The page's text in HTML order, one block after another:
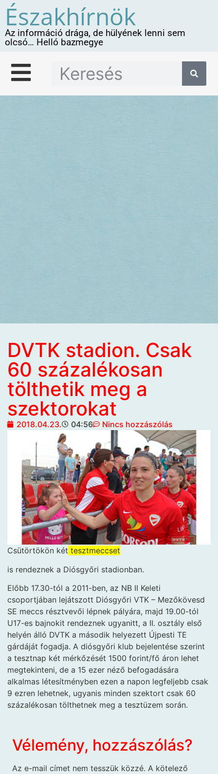
Északhírnök
Az információ drága, de hülyének lenni sem
olcsó… Helló bazmegye
DVTK stadion. Csak
60 százalékosan
tölthetik meg a
szektorokat
2018.04.23. 04:56 Nincs hozzászólás
Csütörtökön két tesztmeccset
is rendeznek a Diósgyőri stadionban.
Előbb 17.30-tól a 2011-ben, az NB II Keleti
csoportjában lejátszott Diósgyőri VTK – Mezőkövesd
SE meccs résztvevői lépnek pályára, majd 19.00-tól
U17-es bajnokit rendeznek ugyanitt, a II. osztály első
helyén álló DVTK a második helyezett Újpesti TE
gárdáját fogadja. A diósgyőri klub bejelentése szerint
a tesztnap két mérkőzését 1500 forint/fő áron lehet
megtekinteni, de a 15 ezer néző befogadására
alkalmas létesítményben ezen a napon legfeljebb csak
9 ezren lehetnek, ugyanis minden szektort csak 60
százalékosan tölthetnek meg a tesztüzem során.
Vélemény, hozzászólás?
Az e-mail címet nem tesszük közzé. A kötelező